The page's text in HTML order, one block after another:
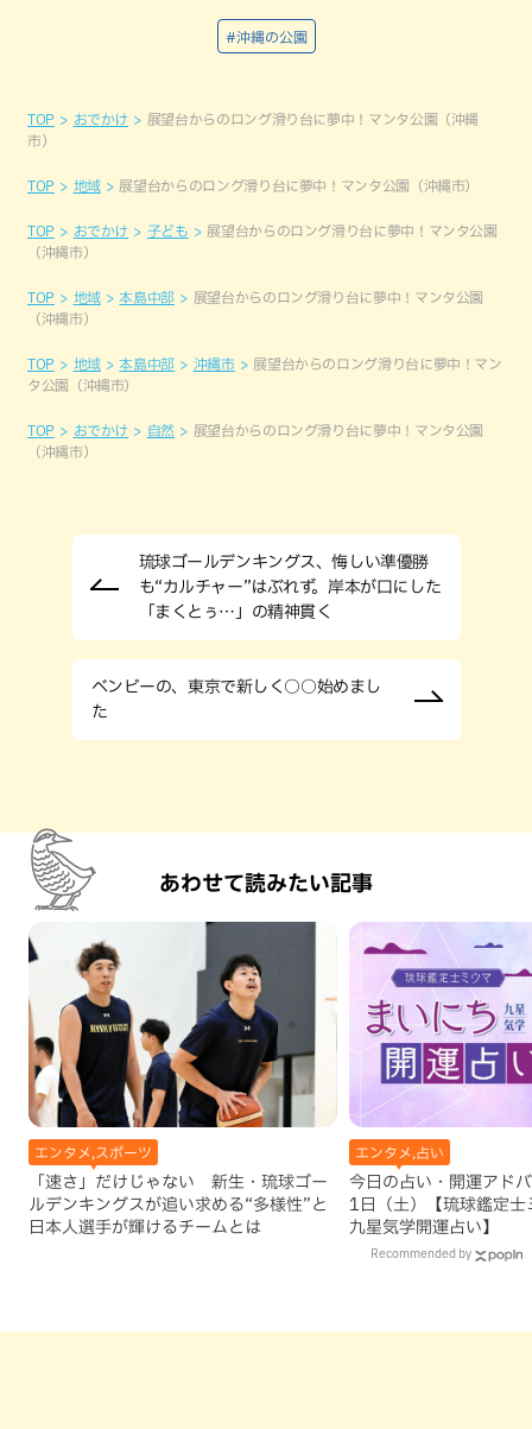
#沖縄の公園
TOP おでかけ
展望台からのロング滑り台に夢中！マンタ公園（沖縄
市）
TOP 地域 展望台からのロング滑り台に夢中！マンタ公園（沖縄市）
TOP おでかけ 子ども
展望台からのロング滑り台に夢中！マンタ公園
（沖縄市）
TOP 地域 本島中部
展望台からのロング滑り台に夢中！マンタ公園
（沖縄市）
TOP 地域 本島中部 沖縄市
展望台からのロング滑り台に夢中！マン
タ公園（沖縄市）
TOP おでかけ 自然
展望台からのロング滑り台に夢中！マンタ公園
（沖縄市）
琉球ゴールデンキングス、悔しい準優勝
も“カルチャー”はぶれず。岸本が口にした
「まくとぅ…」の精神貫く
ベンビーの、東京で新しく○○始めまし
た
あわせて読みたい記事
エンタメ,スポーツ
「速さ」だけじゃない 新生・琉球ゴー
ルデンキングスが追い求める“多様性”と
日本人選手が輝けるチームとは
エンタメ,占い
今日の占い・開運アド
1日（土）【琉球鑑定士
九星気学開運占い】
Recommended by